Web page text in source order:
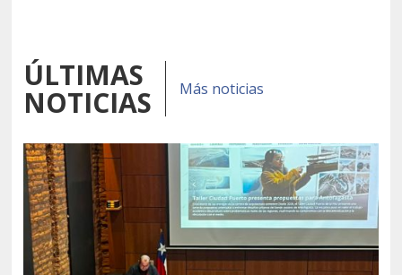
ÚLTIMAS
NOTICIAS Más noticias